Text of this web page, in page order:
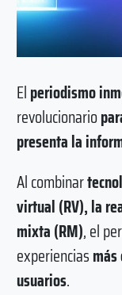
Elperiodismo
revolucionario
presenta la
Al combinar
virtual (RV), la
mixta (RM), el
experiencias
usuarios.